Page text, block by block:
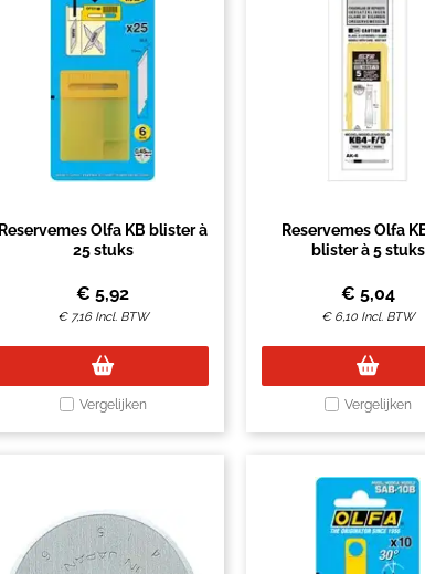
Reservemes Olfa KB blister à
25 stuks
€ 5,92
€ 7,16 Incl. BTW
Vergelijken
Reservemes Olfa
blister à 5 stuks
€ 5,04
€ 6,10 Incl. BTW
Vergelijken